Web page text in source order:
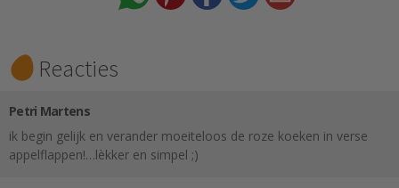
Reacties
Petri Martens
ik begin gelijk en verander moeiteloos de roze koeken in verse
appelflappen!…lèkker en simpel ;)